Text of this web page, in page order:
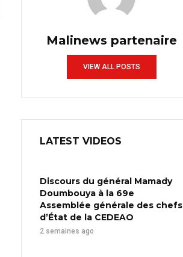
Malinews partenaire
VIEW ALL POSTS
LATEST VIDEOS
Discours du général Mamady
Doumbouya à la 69e
Assemblée générale des chefs
d’État de la CEDEAO
2 semaines ago